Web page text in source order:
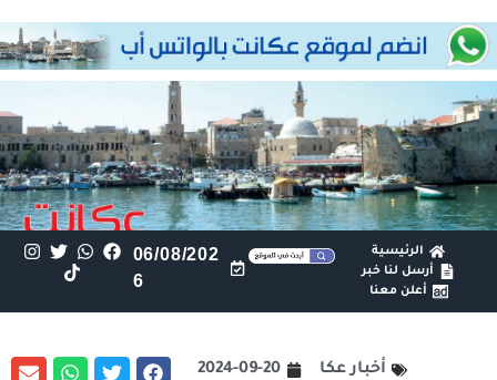
الرئيسية
أرسل لنا خبر
أعلن معنا
06/08/202
6
أخبار عكا
2024-09-20